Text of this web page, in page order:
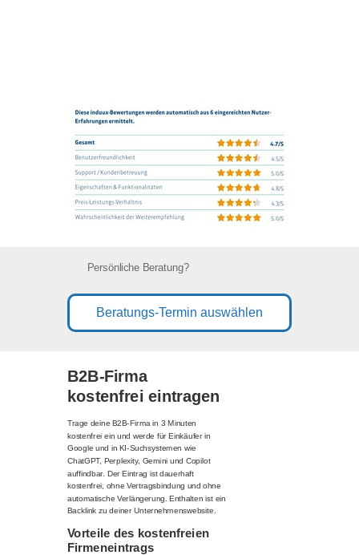
Beratungs-Termin auswählen
Persönliche Beratung?
B2B-Firma
kostenfrei eintragen
Trage deine B2B-Firma in 3 Minuten
kostenfrei ein und werde für Einkäufer in
Google und in KI-Suchsystemen wie
ChatGPT, Perplexity, Gemini und Copilot
auffindbar. Der Eintrag ist dauerhaft
kostenfrei, ohne Vertragsbindung und ohne
automatische Verlängerung. Enthalten ist ein
Backlink zu deiner Unternehmenswebsite.
Vorteile des kostenfreien
Firmeneintrags